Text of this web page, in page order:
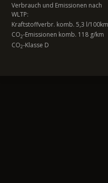
Verbrauch und Emissionen nach
WLTP:
Kraftstoffverbr. komb. 5,3 l/100km
CO2-Emissionen komb. 118 g/km
CO2-Klasse D